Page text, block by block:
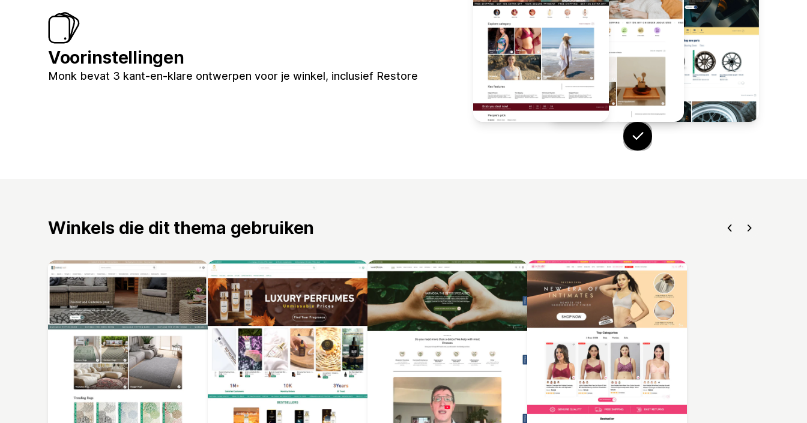
Voorinstellingen
Monk bevat 3 kant-en-klare ontwerpen voor je winkel, inclusief Restore
Winkels die dit thema gebruiken